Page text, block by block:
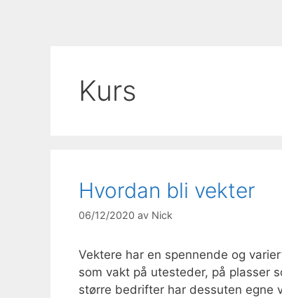
Kurs
Hvordan bli vekter
06/12/2020 av Nick
Vektere har en spennende og
som vakt på utesteder, på plasser
større bedrifter har dessuten egne